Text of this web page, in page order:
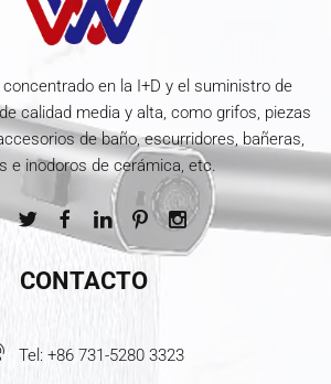
en la I+D y el suministro de
calidad media y alta, como grifos, piezas
de baño, escurridores, bañeras,
e inodoros de cerámica, etc.
CONTACTO
Tel: +86 731-5280 3323